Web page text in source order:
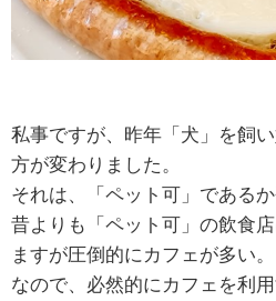
私事ですが、昨年「犬」を飼
方が変わりました。
それは、「ペット可」であるか
昔よりも「ペット可」の飲食
ますが圧倒的にカフェが多い。
なので、必然的にカフェを利